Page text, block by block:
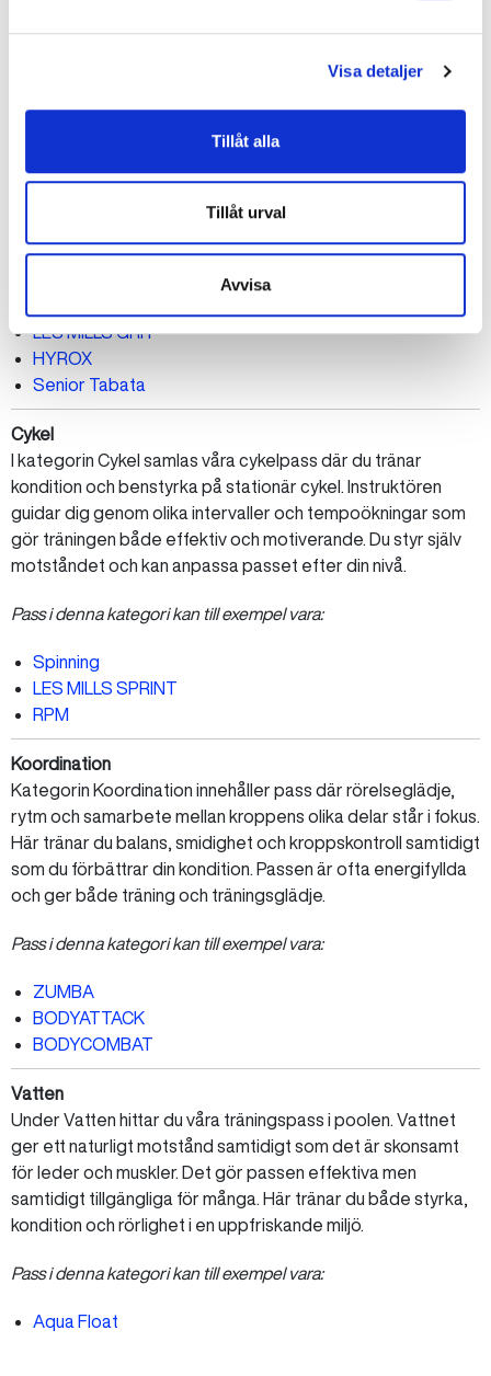
Visa detaljer
Tillåt alla
Tillåt urval
Avvisa
utmanar din uthållighet. Här tränar du hela kroppen genom
passar dig som vill svettas, få mer energi och förbättra ditt
Pass i denna kategori kan till exempel vara:
LES MILLS GRIT
HYROX
Senior Tabata
Cykel
I kategorin Cykel samlas våra cykelpass där du tränar
kondition och benstyrka på stationär cykel. Instruktören
guidar dig genom olika intervaller och tempoökningar som
gör träningen både effektiv och motiverande. Du styr själv
motståndet och kan anpassa passet efter din nivå.
Pass i denna kategori kan till exempel vara:
Spinning
LES MILLS SPRINT
RPM
Koordination
Kategorin Koordination innehåller pass där rörelseglädje,
rytm och samarbete mellan kroppens olika delar står i fokus.
Här tränar du balans, smidighet och kroppskontroll samtidigt
som du förbättrar din kondition. Passen är ofta energifyllda
och ger både träning och träningsglädje.
Pass i denna kategori kan till exempel vara:
ZUMBA
BODYATTACK
BODYCOMBAT
Vatten
Under Vatten hittar du våra träningspass i poolen. Vattnet
ger ett naturligt motstånd samtidigt som det är skonsamt
för leder och muskler. Det gör passen effektiva men
samtidigt tillgängliga för många. Här tränar du både styrka,
kondition och rörlighet i en uppfriskande miljö.
Pass i denna kategori kan till exempel vara:
Aqua Float